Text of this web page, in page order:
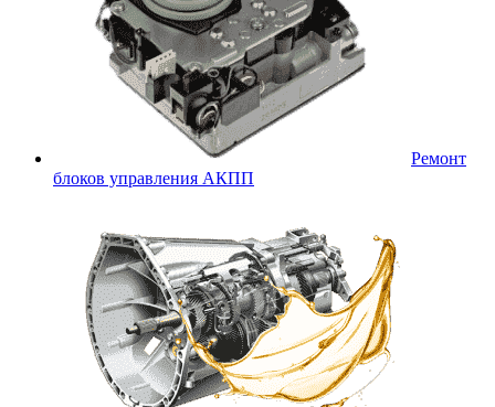
Ремонт
блоков управления АКПП